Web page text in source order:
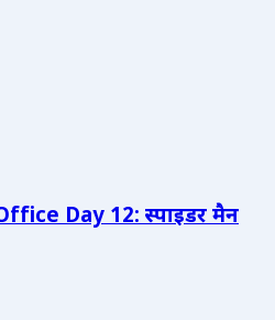
Day 12: स्पाइडर मैन